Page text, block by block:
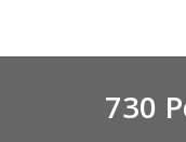
730